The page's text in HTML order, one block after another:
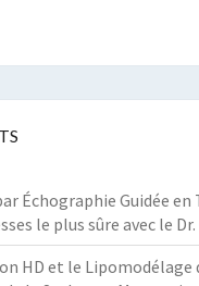
Échographie Guidée en
le plus sûre avec le Dr.
HD et le Lipomodélage